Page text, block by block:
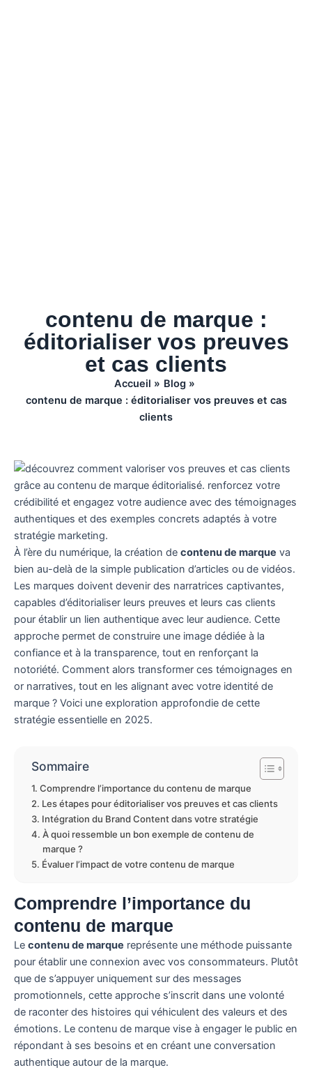
contenu de marque :
éditorialiser vos preuves
et cas clients
Accueil
Blog
contenu de marque : éditorialiser vos preuves et cas
clients
À l’ère du numérique, la création de contenu de marque va
bien au-delà de la simple publication d’articles ou de vidéos.
Les marques doivent devenir des narratrices captivantes,
capables d’éditorialiser leurs preuves et leurs cas clients
pour établir un lien authentique avec leur audience. Cette
approche permet de construire une image dédiée à la
confiance et à la transparence, tout en renforçant la
notoriété. Comment alors transformer ces témoignages en
or narratives, tout en les alignant avec votre identité de
marque ? Voici une exploration approfondie de cette
stratégie essentielle en 2025.
Sommaire
Comprendre l’importance du contenu de marque
Les étapes pour éditorialiser vos preuves et cas clients
Intégration du Brand Content dans votre stratégie
À quoi ressemble un bon exemple de contenu de
marque ?
Évaluer l’impact de votre contenu de marque
Comprendre l’importance du
contenu de marque
Le contenu de marque représente une méthode puissante
pour établir une connexion avec vos consommateurs. Plutôt
que de s’appuyer uniquement sur des messages
promotionnels, cette approche s’inscrit dans une volonté
de raconter des histoires qui véhiculent des valeurs et des
émotions. Le contenu de marque vise à engager le public en
répondant à ses besoins et en créant une conversation
authentique autour de la marque.